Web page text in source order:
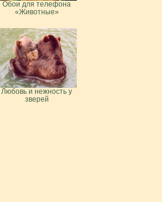
Обои для телефона
«Животные»
Любовь и нежность у
зверей